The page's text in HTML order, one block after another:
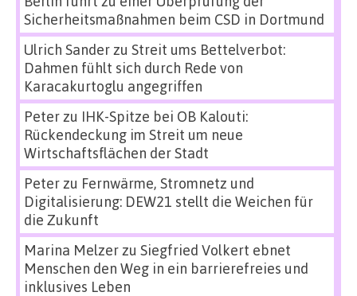
Sicherheitsmaßnahmen beim CSD in Dortmund
Ulrich Sanderzu Streit ums Bettelverbot:
Dahmen fühlt sich durch Rede von
Karacakurtoglu angegriffen
Peterzu IHK-Spitze bei OB Kalouti:
Rückendeckung im Streit um neue
Wirtschaftsflächen der Stadt
Peterzu Fernwärme, Stromnetz und
Digitalisierung: DEW21 stellt die Weichen für
die Zukunft
Marina Melzerzu Siegfried Volkert ebnet
Menschen den Weg in ein barrierefreies und
inklusives Leben